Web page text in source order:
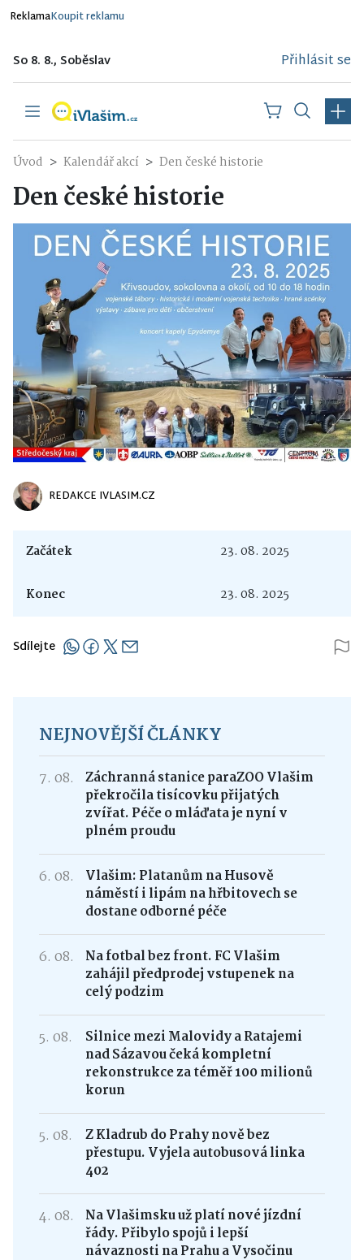
ReklamaKoupit reklamu
So 8. 8., Soběslav Přihlásit se
Úvod Kalendář akcí Den české historie
Den české historie
REDAKCE IVLASIM.CZ
Začátek 23. 08. 2025
Konec 23. 08. 2025
Sdílejte
NEJNOVĚJŠÍ ČLÁNKY
7. 08.
Záchranná stanice paraZOO Vlašim
překročila tisícovku přijatých
zvířat. Péče o mláďata je nyní v
plném proudu
6. 08.
Vlašim: Platanům na Husově
náměstí i lipám na hřbitovech se
dostane odborné péče
6. 08.
Na fotbal bez front. FC Vlašim
zahájil předprodej vstupenek na
celý podzim
5. 08.
Silnice mezi Malovidy a Ratajemi
nad Sázavou čeká kompletní
rekonstrukce za téměř 100 milionů
korun
5. 08.
Z Kladrub do Prahy nově bez
přestupu. Vyjela autobusová linka
402
4. 08.
Na Vlašimsku už platí nové jízdní
řády. Přibylo spojů i lepší
návaznosti na Prahu a Vysočinu